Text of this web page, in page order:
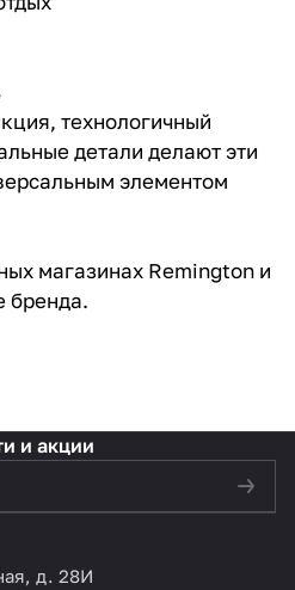
технологичный
детали делают эти
элементом
магазинах Remington и
бренда.
и акции
д. 28И